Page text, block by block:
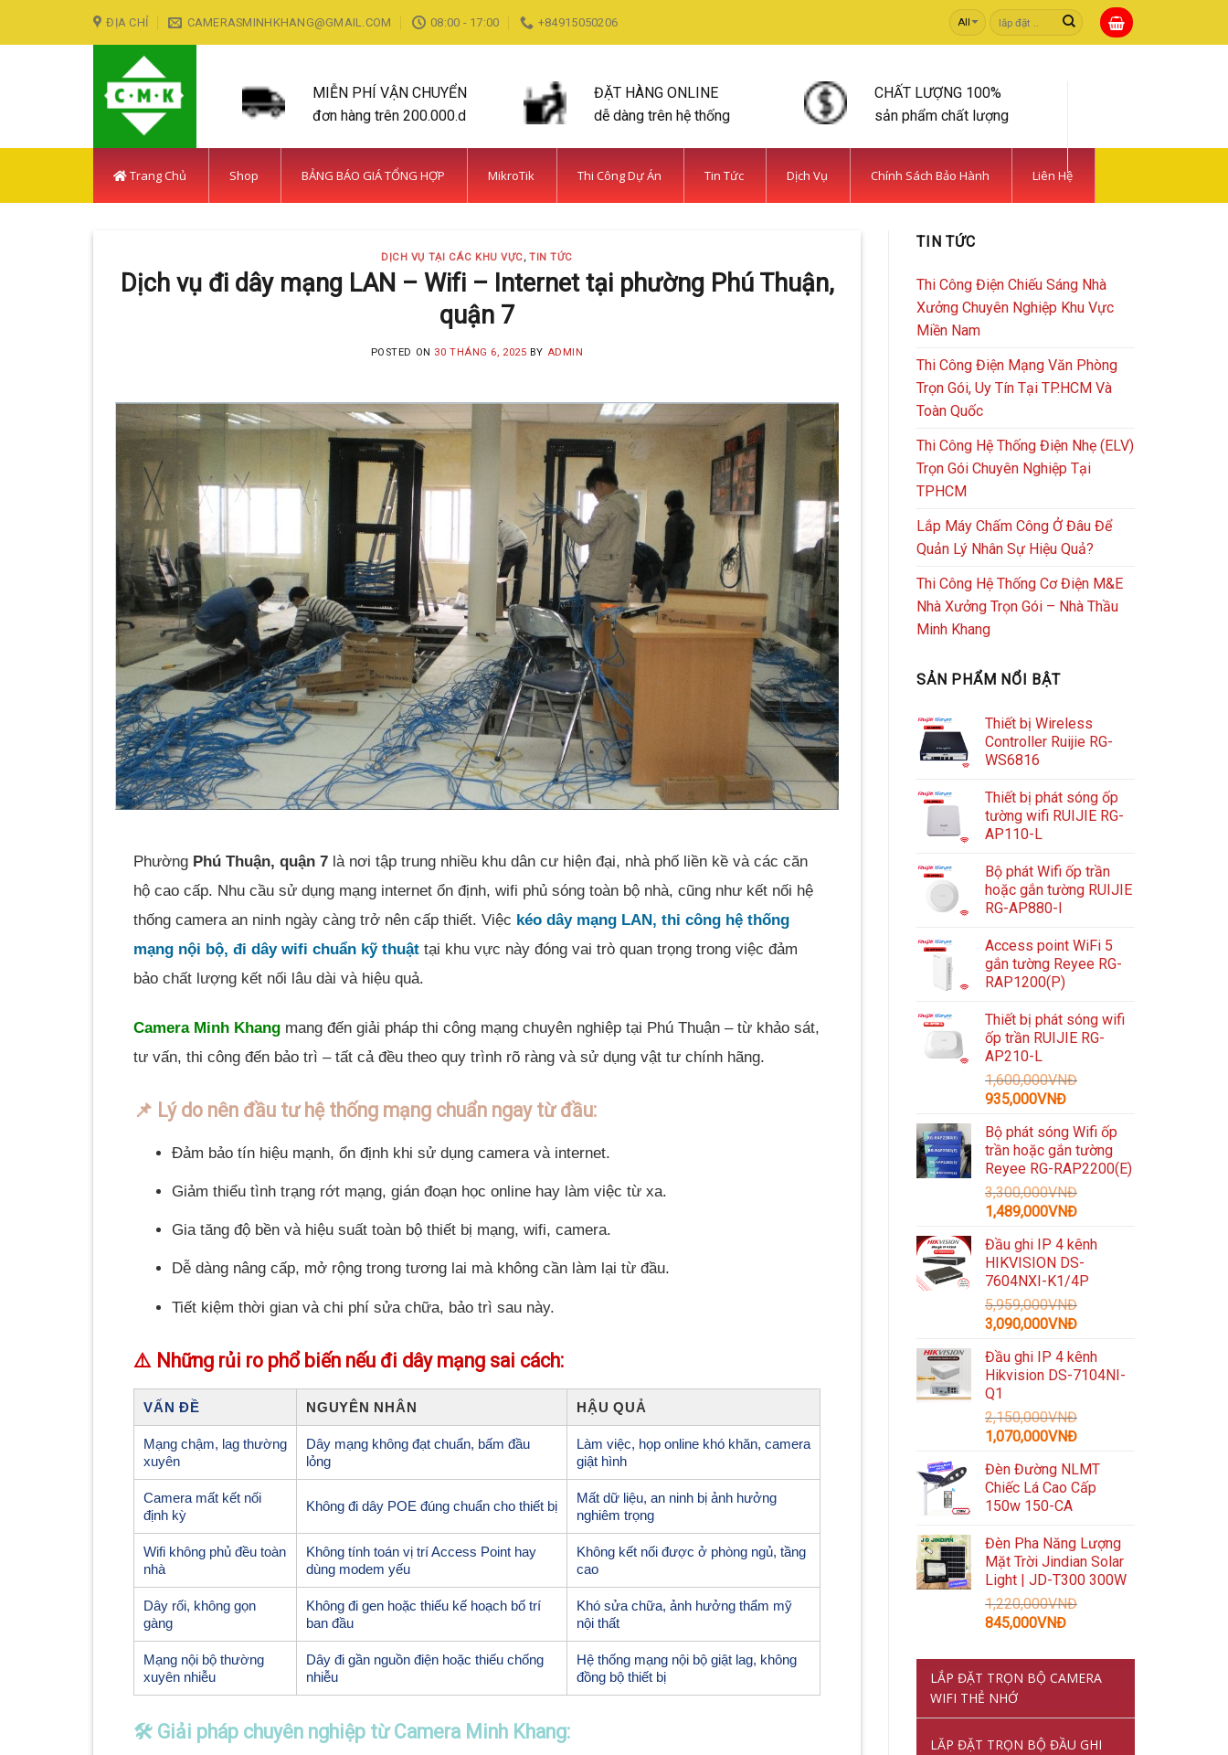
ĐỊA CHỈ CAMERASMINHKHANG@GMAIL.COM 08:00 - 17:00 +84915050206
Tìm
kiếm:
MIỄN PHÍ VẬN CHUYỂN
đơn hàng trên 200.000.d
ĐẶT HÀNG ONLINE
dễ dàng trên hệ thống
CHẤT LƯỢNG 100%
sản phẩm chất lượng
Trang Chủ Shop BẢNG BÁO GIÁ TỔNG HỢP MikroTik Thi Công Dự Án Tin Tức Dịch Vụ Chính Sách Bảo Hành Liên Hệ
DỊCH VỤ TẠI CÁC KHU VỰC,TIN TỨC
Dịch vụ đi dây mạng LAN – Wifi – Internet tại phường Phú Thuận,
quận 7
POSTED ON 30 THÁNG 6, 2025 BY ADMIN
Phường Phú Thuận, quận 7 là nơi tập trung nhiều khu dân cư hiện đại, nhà phố liền kề và các căn
hộ cao cấp. Nhu cầu sử dụng mạng internet ổn định, wifi phủ sóng toàn bộ nhà, cũng như kết nối hệ
thống camera an ninh ngày càng trở nên cấp thiết. Việc kéo dây mạng LAN, thi công hệ thống
mạng nội bộ, đi dây wifi chuẩn kỹ thuật tại khu vực này đóng vai trò quan trọng trong việc đảm
bảo chất lượng kết nối lâu dài và hiệu quả.
Camera Minh Khang mang đến giải pháp thi công mạng chuyên nghiệp tại Phú Thuận – từ khảo sát,
tư vấn, thi công đến bảo trì – tất cả đều theo quy trình rõ ràng và sử dụng vật tư chính hãng.
📌 Lý do nên đầu tư hệ thống mạng chuẩn ngay từ đầu:
Đảm bảo tín hiệu mạnh, ổn định khi sử dụng camera và internet.
Giảm thiểu tình trạng rớt mạng, gián đoạn học online hay làm việc từ xa.
Gia tăng độ bền và hiệu suất toàn bộ thiết bị mạng, wifi, camera.
Dễ dàng nâng cấp, mở rộng trong tương lai mà không cần làm lại từ đầu.
Tiết kiệm thời gian và chi phí sửa chữa, bảo trì sau này.
⚠️ Những rủi ro phổ biến nếu đi dây mạng sai cách:
VẤN ĐỀ NGUYÊN NHÂN HẬU QUẢ
Mạng chậm, lag thường
xuyên
Dây mạng không đạt chuẩn, bấm đầu
lỏng
Làm việc, họp online khó khăn, camera
giật hình
Camera mất kết nối
định kỳ
Không đi dây POE đúng chuẩn cho thiết bị
Mất dữ liệu, an ninh bị ảnh hưởng
nghiêm trọng
Wifi không phủ đều toàn
nhà
Không tính toán vị trí Access Point hay
dùng modem yếu
Không kết nối được ở phòng ngủ, tầng
cao
Dây rối, không gọn
gàng
Không đi gen hoặc thiếu kế hoạch bố trí
ban đầu
Khó sửa chữa, ảnh hưởng thẩm mỹ
nội thất
Mạng nội bộ thường
xuyên nhiễu
Dây đi gần nguồn điện hoặc thiếu chống
nhiễu
Hệ thống mạng nội bộ giật lag, không
đồng bộ thiết bị
🛠️ Giải pháp chuyên nghiệp từ Camera Minh Khang:
TIN TỨC
Thi Công Điện Chiếu Sáng Nhà
Xưởng Chuyên Nghiệp Khu Vực
Miền Nam
Thi Công Điện Mạng Văn Phòng
Trọn Gói, Uy Tín Tại TP.HCM Và
Toàn Quốc
Thi Công Hệ Thống Điện Nhẹ (ELV)
Trọn Gói Chuyên Nghiệp Tại
TPHCM
Lắp Máy Chấm Công Ở Đâu Để
Quản Lý Nhân Sự Hiệu Quả?
Thi Công Hệ Thống Cơ Điện M&E
Nhà Xưởng Trọn Gói – Nhà Thầu
Minh Khang
SẢN PHẨM NỔI BẬT
Thiết bị Wireless
Controller Ruijie RG-
WS6816
Thiết bị phát sóng ốp
tường wifi RUIJIE RG-
AP110-L
Bộ phát Wifi ốp trần
hoặc gắn tường RUIJIE
RG-AP880-I
Access point WiFi 5
gắn tường Reyee RG-
RAP1200(P)
Thiết bị phát sóng wifi
ốp trần RUIJIE RG-
AP210-L
1,600,000VNĐ
Giá
là:
1,600,000VNĐ.
935,000VNĐGiá
tại
là:
935,000VNĐ.
Bộ phát sóng Wifi ốp
trần hoặc gắn tường
Reyee RG-RAP2200(E)
3,300,000VNĐ
Giá
là:
3,300,000VNĐ.
1,489,000VNĐGiá
tại
là:
1,489,000VNĐ.
Đầu ghi IP 4 kênh
HIKVISION DS-
7604NXI-K1/4P
5,959,000VNĐ
Giá
là:
5,959,000VNĐ.
3,090,000VNĐGiá
tại
là:
Đầu ghi IP 4 kênh
Hikvision DS-7104NI-
Q1
2,150,000VNĐ
Giá
là:
2,150,000VNĐ.
1,070,000VNĐGiá
tại
là:
Đèn Đường NLMT
Chiếc Lá Cao Cấp
150w 150-CA
Đèn Pha Năng Lượng
Mặt Trời Jindian Solar
Light | JD-T300 300W
1,220,000VNĐ
Giá
là:
1,220,000VNĐ.
845,000VNĐGiá
tại
là:
LẮP ĐẶT TRỌN BỘ CAMERA
WIFI THẺ NHỚ
LĂP ĐẶT TRỌN BỘ ĐẦU GHI